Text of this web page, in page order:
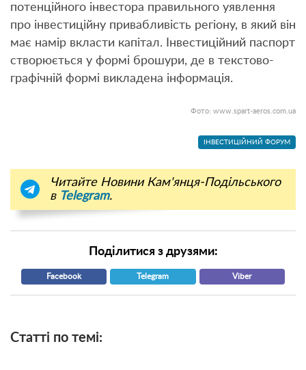
потенційного інвестора правильного уявлення
про інвестиційну привабливість регіону, в який він
має намір вкласти капітал. Інвестиційний паспорт
створюється у формі брошури, де в текстово-
графічній формі викладена інформація.
Фото: www.spart-aeros.com.ua
ІНВЕСТИЦІЙНИЙ ФОРУМ
Читайте Новини Кам'янця-Подільського
в Telegram.
Поділитися з друзями:
Facebook Telegram Viber
Статті по темі: